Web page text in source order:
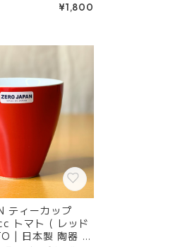
¥1,800
ティーカップ
トマト ( レッド
| 日本製 陶器 美